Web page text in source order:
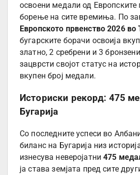
освоени медали од Европските
борење на сите времиња. По
Европското првенство 2026 во
бугарските борачи освоија
златно, 2 сребрени и 3
зацврсти својот статус на
вкупен број медали.
Историски рекорд: 475
Бугарија
Со последните успеси во
биланс на Бугарија низ
изнесува неверојатни475
ја става земјата пред сите